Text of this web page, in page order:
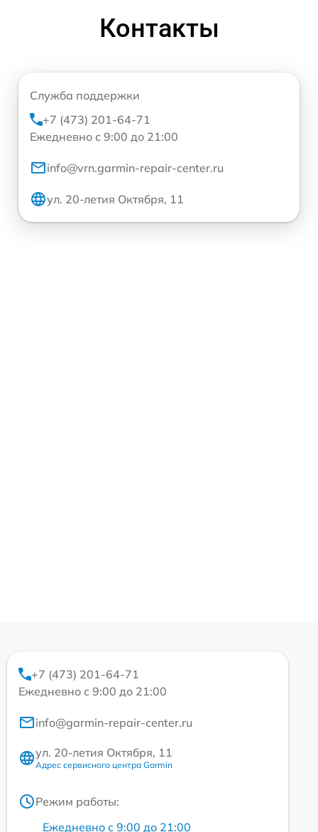
Контакты
Служба поддержки
+7 (473) 201-64-71
Ежедневно с 9:00 до 21:00
info@vrn.garmin-repair-center.ru
ул. 20-летия Октября, 11
+7 (473) 201-64-71
Ежедневно с 9:00 до 21:00
info@garmin-repair-center.ru
ул. 20-летия Октября, 11
Адрес сервисного центра Garmin
Режим работы:
Ежедневно с 9:00 до 21:00